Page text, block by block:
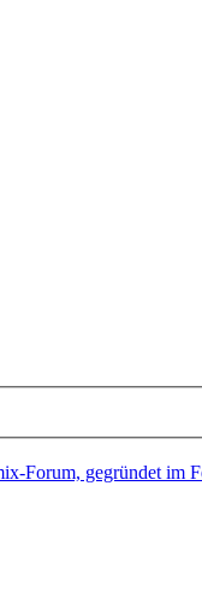
Forum, gegründet im